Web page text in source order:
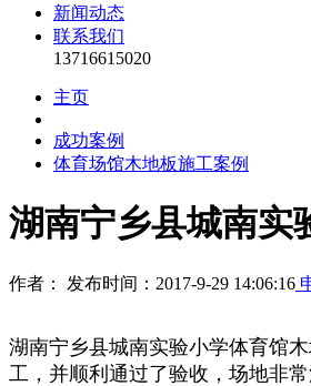
新闻动态
联系我们
13716615020
主页
成功案例
体育场馆木地板施工案例
湖南宁乡县城南实
作者： 发布时间：2017-9-29 14:06:16
湖南宁乡县城南实验小学体育馆
工，并顺利通过了验收，场地非常